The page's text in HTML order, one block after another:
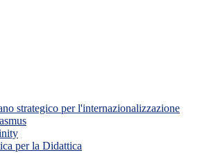
strategico per l'internazionalizzazione
per la Didattica